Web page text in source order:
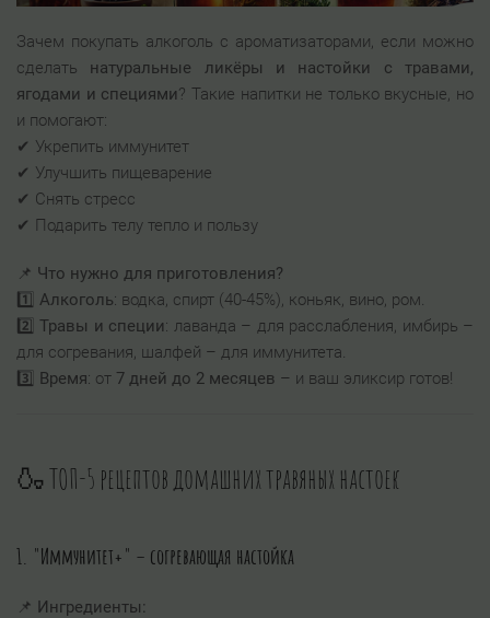
Зачем покупать алкоголь с ароматизаторами, если можно
сделать натуральные ликёры и настойки с травами,
ягодами и специями? Такие напитки не только вкусные, но
и помогают:
✔ Укрепить иммунитет
✔ Улучшить пищеварение
✔ Снять стресс
✔ Подарить телу тепло и пользу
📌 Что нужно для приготовления?
1️⃣ Алкоголь: водка, спирт (40-45%), коньяк, вино, ром.
2️⃣Травы и специи: лаванда – для расслабления, имбирь –
для согревания, шалфей – для иммунитета.
3️⃣ Время: от 7 дней до 2 месяцев – и ваш эликсир готов!
🍶 ТОП-5 рецептов домашних травяных настоек
1. "Иммунитет+" – согревающая настойка
📌 Ингредиенты: